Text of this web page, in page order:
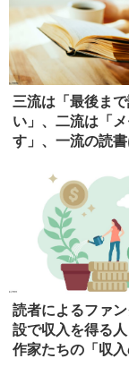
三流は「最後ま
い」、二流は「
す」、一流の読書
読者によるファ
設で収入を得る
作家たちの「収